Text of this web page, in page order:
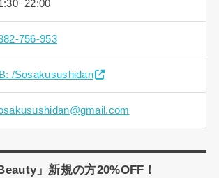
756-953
/Sosakusushidan
」新規の方20%OFF！